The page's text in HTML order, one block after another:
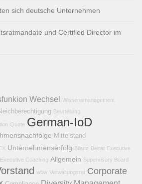
sich deutsche Unternehmen
und Certified Director im
Wechsel Wissensmanagement
Beurteilung
Quote German-IoD
Mittelstand
Unternehmenserfolg Bilanz Beirat Executive
Executive Coaching Allgemein Supervisory Board
wbw Verwaltungsrat Corporate